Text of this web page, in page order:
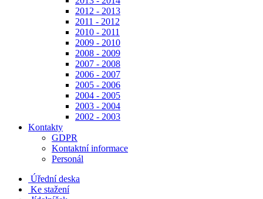
2012 - 2013
2011 - 2012
2010 - 2011
2009 - 2010
2008 - 2009
2007 - 2008
2006 - 2007
2005 - 2006
2004 - 2005
2003 - 2004
2002 - 2003
Kontakty
GDPR
Kontaktní informace
Personál
Úřední deska
Ke stažení